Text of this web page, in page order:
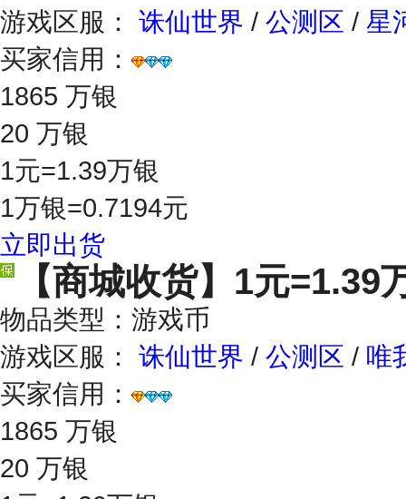
游戏区服： 诛仙世界 / 公测区 / 星
买家信用：
1865 万银
20 万银
1元=1.39万银
1万银=0.7194元
立即出货
【商城收货】 1元=1.39
物品类型：游戏币
游戏区服： 诛仙世界 / 公测区 / 唯
买家信用：
1865 万银
20 万银